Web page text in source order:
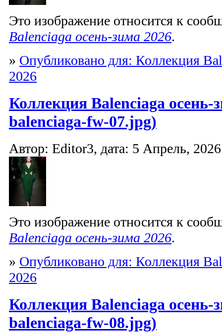
Это изображение относится к
Balenciaga осень-зима 2026.
» Опубликовано для: Коллекция
2026
Коллекция Balenciaga осень-
balenciaga-fw-07.jpg)
Автор: Editor3, дата: 5 Апрель,
Это изображение относится к
Balenciaga осень-зима 2026.
» Опубликовано для: Коллекция
2026
Коллекция Balenciaga осень-
balenciaga-fw-08.jpg)